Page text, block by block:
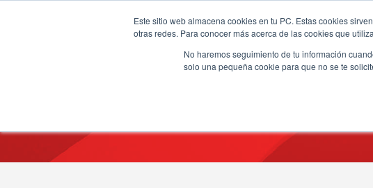
Este sitio web almacena cookies en tu PC. Estas cookies
otras redes. Para conocer más acerca de las cookies que
No haremos seguimiento de tu información
solo una pequeña cookie para que no se te